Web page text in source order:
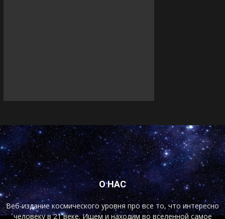
О НАС
Веб-издание космического уровня про все то, что интересно
человеку в 21 веке. Ищем и находим во вселенной самое